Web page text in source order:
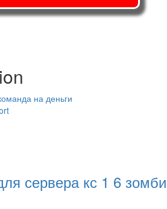
на деньги
сервера кс 1 6 зомби